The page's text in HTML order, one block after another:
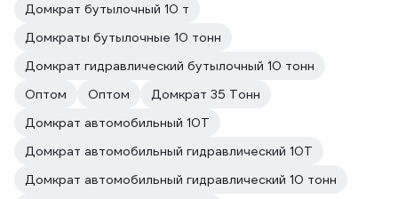
Домкрат бутылочный 10 т
Домкраты бутылочные 10 тонн
Домкрат гидравлический бутылочный 10 тонн
Оптом
Оптом
Домкрат 35 Тонн
Домкрат автомобильный 10Т
Домкрат автомобильный гидравлический 10Т
Домкрат автомобильный гидравлический 10 тонн